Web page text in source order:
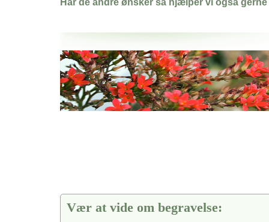
Har de andre ønsker så hjælper vi også gerne
Her hos os får du altid en god afslutning når det gælder
Udbringning Af Gravpynt Til Lystrup Kirkegårde
vi hjælper i alle faser af begravelsel
Vær at vide om begravelse: